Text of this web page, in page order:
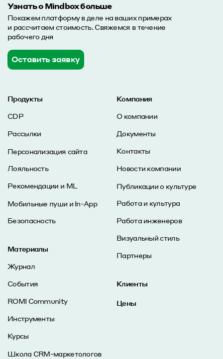
Продукты
CDP
Рассылки
Персонализация сайта
Лояльность
Рекомендации и ML
Мобильные пуши и In-App
Безопасность
Материалы
Журнал
События
ROMI Community
Инструменты
Курсы
Школа CRM-маркетологов
Компания
О компании
Документы
Контакты
Новости компании
Публикации о культуре
Работа и культура
Работа инженеров
Визуальный стиль
Партнеры
Клиенты
Цены
Узнать о Mindbox больше
Покажем платформу в деле на ваших примерах
и рассчитаем стоимость. Свяжемся в течение
рабочего дня
Оставить заявку